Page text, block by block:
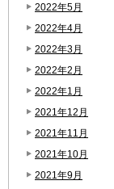
2022年5月
2022年4月
2022年3月
2022年2月
2022年1月
2021年12月
2021年11月
2021年10月
2021年9月